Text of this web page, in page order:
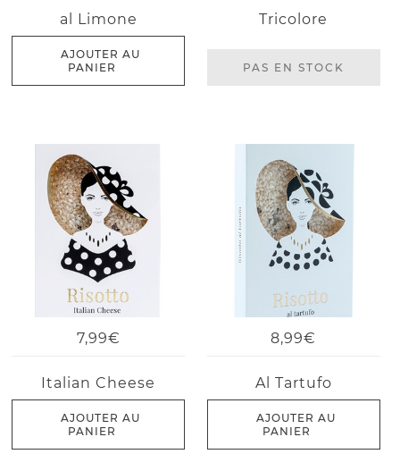
al Limone
AJOUTER AU
PANIER
Tricolore
PAS EN STOCK
7,99€
Italian Cheese
AJOUTER AU
PANIER
8,99€
Al Tartufo
AJOUTER AU
PANIER